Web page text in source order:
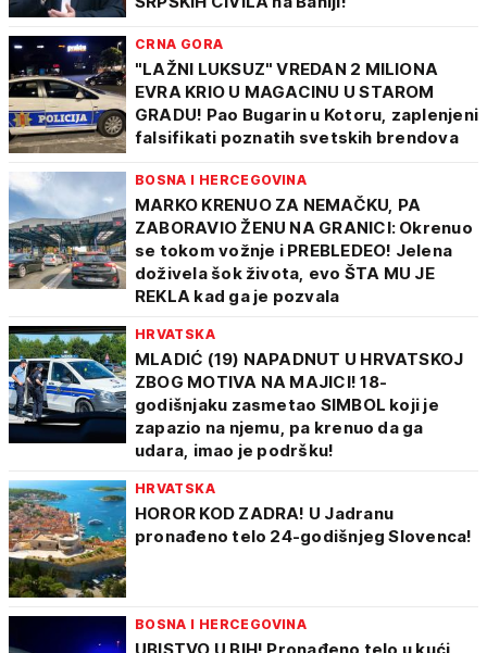
CRNA GORA
"LAŽNI LUKSUZ" VREDAN 2 MILIONA
EVRA KRIO U MAGACINU U STAROM
GRADU! Pao Bugarin u Kotoru, zaplenjeni
falsifikati poznatih svetskih brendova
BOSNA I HERCEGOVINA
MARKO KRENUO ZA NEMAČKU, PA
ZABORAVIO ŽENU NA GRANICI: Okrenuo
se tokom vožnje i PREBLEDEO! Jelena
doživela šok života, evo ŠTA MU JE
REKLA kad ga je pozvala
HRVATSKA
MLADIĆ (19) NAPADNUT U HRVATSKOJ
ZBOG MOTIVA NA MAJICI! 18-
godišnjaku zasmetao SIMBOL koji je
zapazio na njemu, pa krenuo da ga
udara, imao je podršku!
HRVATSKA
HOROR KOD ZADRA! U Jadranu
pronađeno telo 24-godišnjeg Slovenca!
BOSNA I HERCEGOVINA